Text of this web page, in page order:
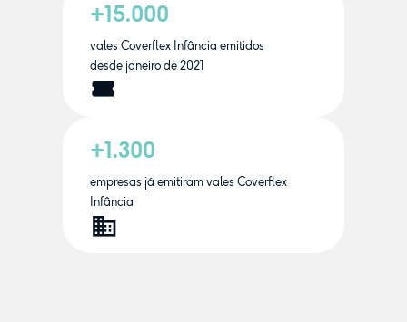
+15.000
vales Coverflex Infância emitidos
desde janeiro de 2021
+1.300
empresas já emitiram vales Coverflex
Infância